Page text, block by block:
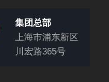
集团总部
上海市浦东新区
川宏路365号